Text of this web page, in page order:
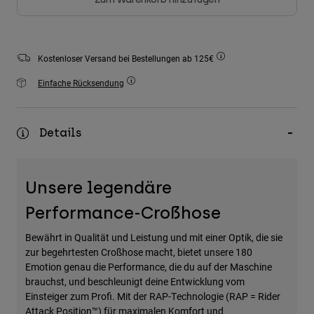
Taschen & Rucksäcke
Hüte & Mützen
Kostenloser Versand bei Bestellungen ab 125€
Einfache Rücksendung
Details
Unsere legendäre
Performance-Croßhose
Bewährt in Qualität und Leistung und mit einer Optik, die sie
zur begehrtesten Croßhose macht, bietet unsere 180
Emotion genau die Performance, die du auf der Maschine
brauchst, und beschleunigt deine Entwicklung vom
Einsteiger zum Profi. Mit der RAP-Technologie (RAP = Rider
Attack Position™) für maximalen Komfort und